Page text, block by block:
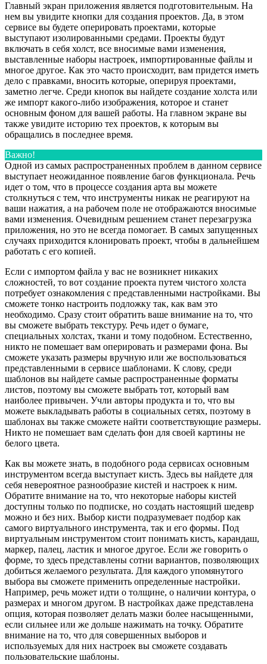
Главный экран приложения является подготовительным. На
нем вы увидите кнопки для создания проектов. Да, в этом
сервисе вы будете оперировать проектами, которые
выступают изолированными средами. Проекты будут
включать в себя холст, все вносимые вами изменения,
выставленные наборы настроек, импортированные файлы и
многое другое. Как это часто происходит, вам придется иметь
дело с правками, вносить которые, оперируя проектами,
заметно легче. Среди кнопок вы найдете создание холста или
же импорт какого-либо изображения, которое и станет
основным фоном для вашей работы. На главном экране вы
также увидите историю тех проектов, к которым вы
обращались в последнее время.
Важно!
Одной из самых распространенных проблем в данном сервисе
выступает неожиданное появление багов функционала. Речь
идет о том, что в процессе создания арта вы можете
столкнуться с тем, что инструменты никак не реагируют на
ваши нажатия, а на рабочем поле не отображаются вносимые
вами изменения. Очевидным решением станет перезагрузка
приложения, но это не всегда помогает. В самых запущенных
случаях приходится клонировать проект, чтобы в дальнейшем
работать с его копией.
Если с импортом файла у вас не возникнет никаких
сложностей, то вот создание проекта путем чистого холста
потребует ознакомления с представленными настройками. Вы
сможете тонко настроить подложку так, как вам это
необходимо. Сразу стоит обратить ваше внимание на то, что
вы сможете выбрать текстуру. Речь идет о бумаге,
специальных холстах, ткани и тому подобном. Естественно,
никто не помешает вам оперировать и размерами фона. Вы
сможете указать размеры вручную или же воспользоваться
представленными в сервисе шаблонами. К слову, среди
шаблонов вы найдете самые распространенные форматы
листов, поэтому вы сможете выбрать тот, который вам
наиболее привычен. Учли авторы продукта и то, что вы
можете выкладывать работы в социальных сетях, поэтому в
шаблонах вы также сможете найти соответствующие размеры.
Никто не помешает вам сделать фон для своей картины не
белого цвета.
Как вы можете знать, в подобного рода сервисах основным
инструментом всегда выступает кисть. Здесь вы найдете для
себя невероятное разнообразие кистей и настроек к ним.
Обратите внимание на то, что некоторые наборы кистей
доступны только по подписке, но создать настоящий шедевр
можно и без них. Выбор кисти подразумевает подбор как
самого виртуального инструмента, так и его формы. Под
виртуальным инструментом стоит понимать кисть, карандаш,
маркер, палец, ластик и многое другое. Если же говорить о
форме, то здесь представлены сотни вариантов, позволяющих
добиться желаемого результата. Для каждого упомянутого
выбора вы сможете применить определенные настройки.
Например, речь может идти о толщине, о наличии контура, о
размерах и многом другом. В настройках даже представлена
опция, которая позволяет делать мазки более насыщенными,
если сильнее или же дольше нажимать на точку. Обратите
внимание на то, что для совершенных выборов и
используемых для них настроек вы сможете создавать
пользовательские шаблоны.